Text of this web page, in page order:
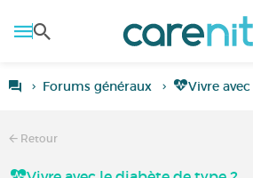
Forums généraux Vivre
Retour